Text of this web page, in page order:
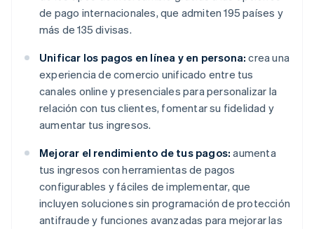
de pago internacionales, que admiten 195 países y
más de 135 divisas.
Unificar los pagos en línea y en persona: crea una
experiencia de comercio unificado entre tus
canales online y presenciales para personalizar la
relación con tus clientes, fomentar su fidelidad y
aumentar tus ingresos.
Mejorar el rendimiento de tus pagos: aumenta
tus ingresos con herramientas de pagos
configurables y fáciles de implementar, que
incluyen soluciones sin programación de protección
antifraude y funciones avanzadas para mejorar las